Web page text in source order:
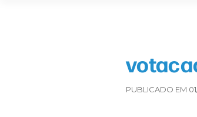
PUBLICADO EM